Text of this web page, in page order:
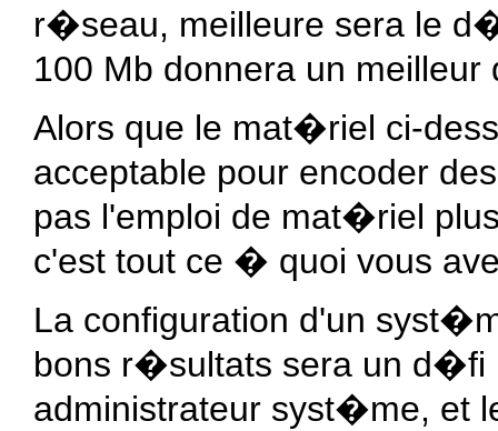
r�seau, meilleure sera le
100 Mb donnera un
Alors que le mat�riel ci-
acceptable pour encoder
pas l'emploi de mat�riel
c'est tout ce � quoi vous
La configuration d'un
bons r�sultats sera un d�fi
administrateur syst�me, et